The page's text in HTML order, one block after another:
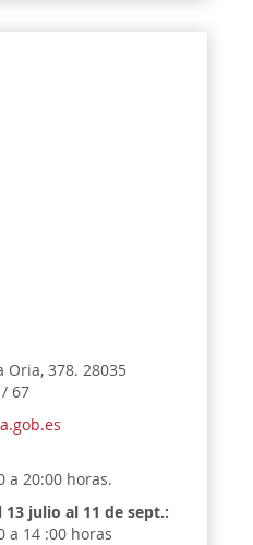
Oria, 378. 28035
67
a 20:00 horas.
13 julio al 11 de sept.:
a 14 :00 horas